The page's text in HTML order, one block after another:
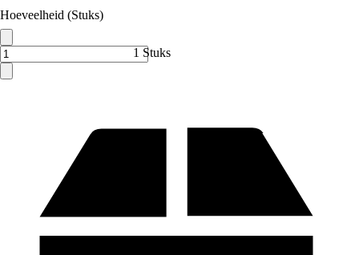
Hoeveelheid (Stuks)
1 Stuks